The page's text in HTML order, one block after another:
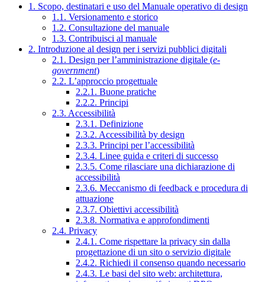
1. Scopo, destinatari e uso del Manuale operativo di design
1.1. Versionamento e storico
1.2. Consultazione del manuale
1.3. Contribuisci al manuale
2. Introduzione al design per i servizi pubblici digitali
2.1. Design per l’amministrazione digitale (e-
government)
2.2. L’approccio progettuale
2.2.1. Buone pratiche
2.2.2. Principi
2.3. Accessibilità
2.3.1. Definizione
2.3.2. Accessibilità by design
2.3.3. Principi per l’accessibilità
2.3.4. Linee guida e criteri di successo
2.3.5. Come rilasciare una dichiarazione di
accessibilità
2.3.6. Meccanismo di feedback e procedura di
attuazione
2.3.7. Obiettivi accessibilità
2.3.8. Normativa e approfondimenti
2.4. Privacy
2.4.1. Come rispettare la privacy sin dalla
progettazione di un sito o servizio digitale
2.4.2. Richiedi il consenso quando necessario
2.4.3. Le basi del sito web: architettura,